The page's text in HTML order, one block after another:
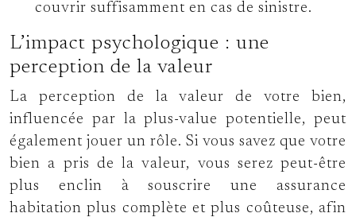
couvrir suffisamment en cas de sinistre.
L’impact psychologique : une
perception de la valeur
La perception de la valeur de votre bien,
influencée par la plus-value potentielle, peut
également jouer un rôle. Si vous savez que votre
bien a pris de la valeur, vous serez peut-être
plus enclin à souscrire une assurance
habitation plus complète et plus coûteuse, afin